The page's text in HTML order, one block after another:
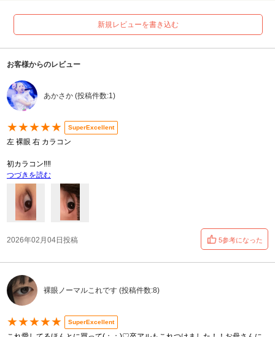
新規レビューを書き込む
お客様からのレビュー
あかさか (投稿件数:1)
★★★★★ SuperExcellent
左 裸眼 右 カラコン
初カラコン‼️‼️
つづきを読む
2026年02月04日投稿 5参考になった
裸眼ノーマルこれです (投稿件数:8)
★★★★★ SuperExcellent